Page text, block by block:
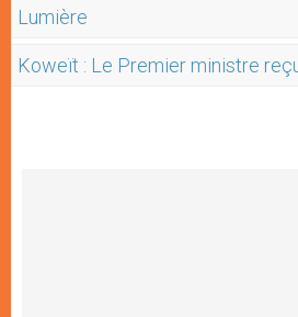
Lumière
Koweït : Le Premier ministre